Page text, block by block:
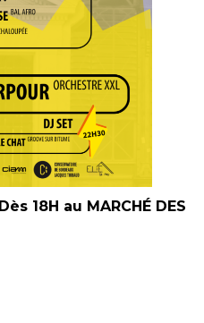
Dès 18H au MARCHÉ DES